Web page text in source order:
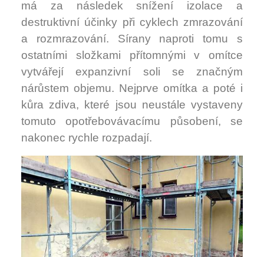
má za následek snížení izolace a
destruktivní účinky při cyklech zmrazování
a rozmrazování. Sírany naproti tomu s
ostatními složkami přítomnými v omítce
vytvářejí expanzivní soli se značným
nárůstem objemu. Nejprve omítka a poté i
kůra zdiva, které jsou neustále vystaveny
tomuto opotřebovávacímu působení, se
nakonec rychle rozpadají.